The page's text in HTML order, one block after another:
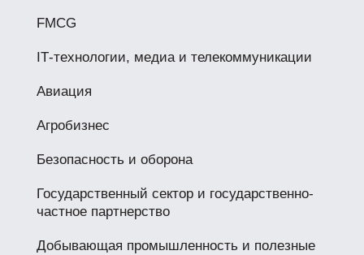
FMCG
IТ-технологии, медиа и телекоммуникации
Авиация
Агробизнес
Безопасность и оборона
Государственный сектор и государственно-
частное партнерство
Добывающая промышленность и полезные